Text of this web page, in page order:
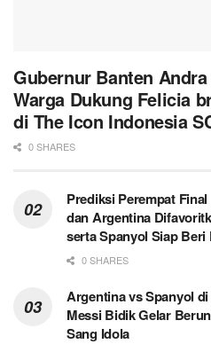
Gubernur Banten
Warga Dukung Felicia
di The Icon Indonesia
0 SHARES
Prediksi Perempat
dan Argentina
serta Spanyol Siap Beri
0 SHARES
Argentina vs Spanyol
Messi Bidik Gelar
Sang Idola